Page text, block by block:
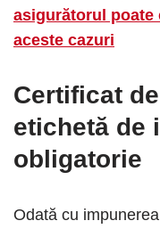
asigurătorul poate
aceste cazuri
Certificat
etichetă de
obligatorie
Odată cu